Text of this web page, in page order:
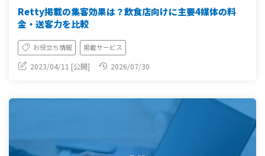
Retty掲載の集客効果は？飲食店向けに主要4媒体の料
金・送客力を比較
お役立ち情報 掲載サービス
2023/04/11 [公開] 2026/07/30